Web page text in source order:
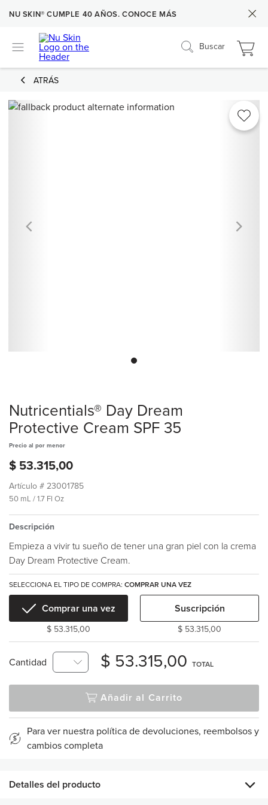
NU SKIN® CUMPLE 40 AÑOS. CONOCE MÁS
Buscar
ATRÁS
Nutricentials® Day Dream
Protective Cream SPF 35
Precio al por menor
$ 53.315,00
Artículo # 23001785
50 mL / 1.7 Fl Oz
Descripción
Empieza a vivir tu sueño de tener una gran piel con la crema
Day Dream Protective Cream.
SELECCIONA EL TIPO DE COMPRA: COMPRAR UNA VEZ
Comprar una vez
$ 53.315,00
Suscripción
$ 53.315,00
Cantidad $ 53.315,00 TOTAL
Añadir al Carrito
Para ver nuestra política de devoluciones, reembolsos y
cambios completa
Detalles del producto